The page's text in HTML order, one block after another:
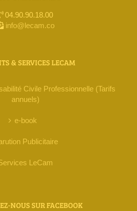
04.90.90.18.00
info@lecam.co
& SERVICES LECAM
Civile Professionnelle (Tarifs
annuels)
e-book
Publicitaire
LeCam
NOUS SUR FACEBOOK